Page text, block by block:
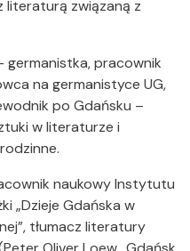
literaturą związaną z
germanistka, pracownik
na germanistyce UG,
po Gdańsku –
w literaturze i
naukowy Instytutu
„Dzieje Gdańska w
tłumacz literatury